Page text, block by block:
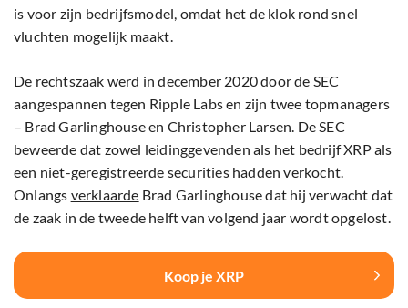
is voor zijn bedrijfsmodel, omdat het de klok rond snel
vluchten mogelijk maakt.
De rechtszaak werd in december 2020 door de SEC
aangespannen tegen Ripple Labs en zijn twee topmanagers
– Brad Garlinghouse en Christopher Larsen. De SEC
beweerde dat zowel leidinggevenden als het bedrijf XRP als
een niet-geregistreerde securities hadden verkocht.
Onlangs verklaarde Brad Garlinghouse dat hij verwacht dat
de zaak in de tweede helft van volgend jaar wordt opgelost.
Koop je XRP